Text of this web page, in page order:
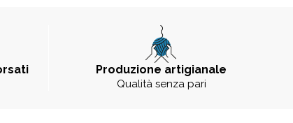
Produzione artigianale
Qualità senza pari